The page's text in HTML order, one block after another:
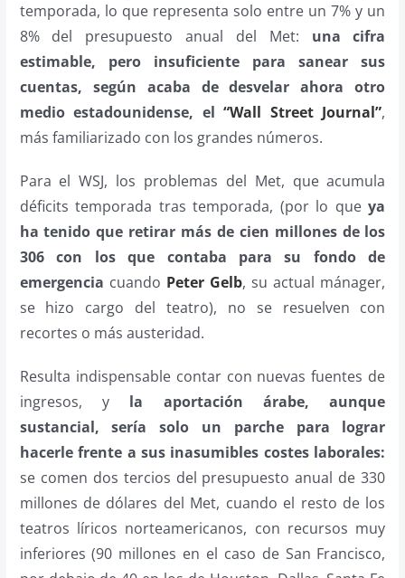
temporada, lo que representa solo entre un 7% y un
8% del presupuesto anual del Met: una cifra
estimable, pero insuficiente para sanear sus
cuentas, según acaba de desvelar ahora otro
medio estadounidense, el“Wall Street Journal”,
más familiarizado con los grandes números.
Para el WSJ, los problemas del Met, que acumula
déficits temporada tras temporada, (por lo queya
ha tenido que retirar más de cien millones de los
306 con los que contaba para su fondo de
emergencia cuando Peter Gelb, su actual mánager,
se hizo cargo del teatro), no se resuelven con
recortes o más austeridad.
Resulta indispensable contar con nuevas fuentes de
ingresos, y la aportación árabe, aunque
sustancial, sería solo un parche para lograr
hacerle frente a sus inasumibles costes laborales:
se comen dos tercios del presupuesto anual de 330
millones de dólares del Met, cuando el resto de los
teatros líricos norteamericanos, con recursos muy
inferiores (90 millones en el caso de San Francisco,